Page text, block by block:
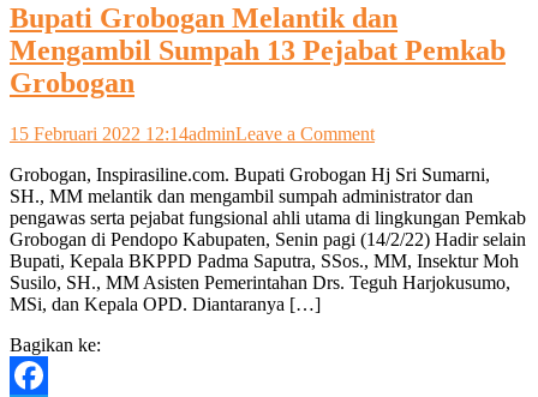
Bupati Grobogan Melantik dan
Mengambil Sumpah 13 Pejabat Pemkab
Grobogan
15 Februari 2022 12:14adminLeave a Commenton
Grobogan
Melantik
dan
Mengambil
Sumpah
13
Grobogan, Inspirasiline.com. Bupati Grobogan Hj Sri Sumarni,
SH., MM melantik dan mengambil sumpah administrator dan
pengawas serta pejabat fungsional ahli utama di lingkungan Pemkab
Grobogan di Pendopo Kabupaten, Senin pagi (14/2/22) Hadir selain
Bupati, Kepala BKPPD Padma Saputra, SSos., MM, Insektur Moh
Susilo, SH., MM Asisten Pemerintahan Drs. Teguh Harjokusumo,
MSi, dan Kepala OPD. Diantaranya […]
Bagikan ke: